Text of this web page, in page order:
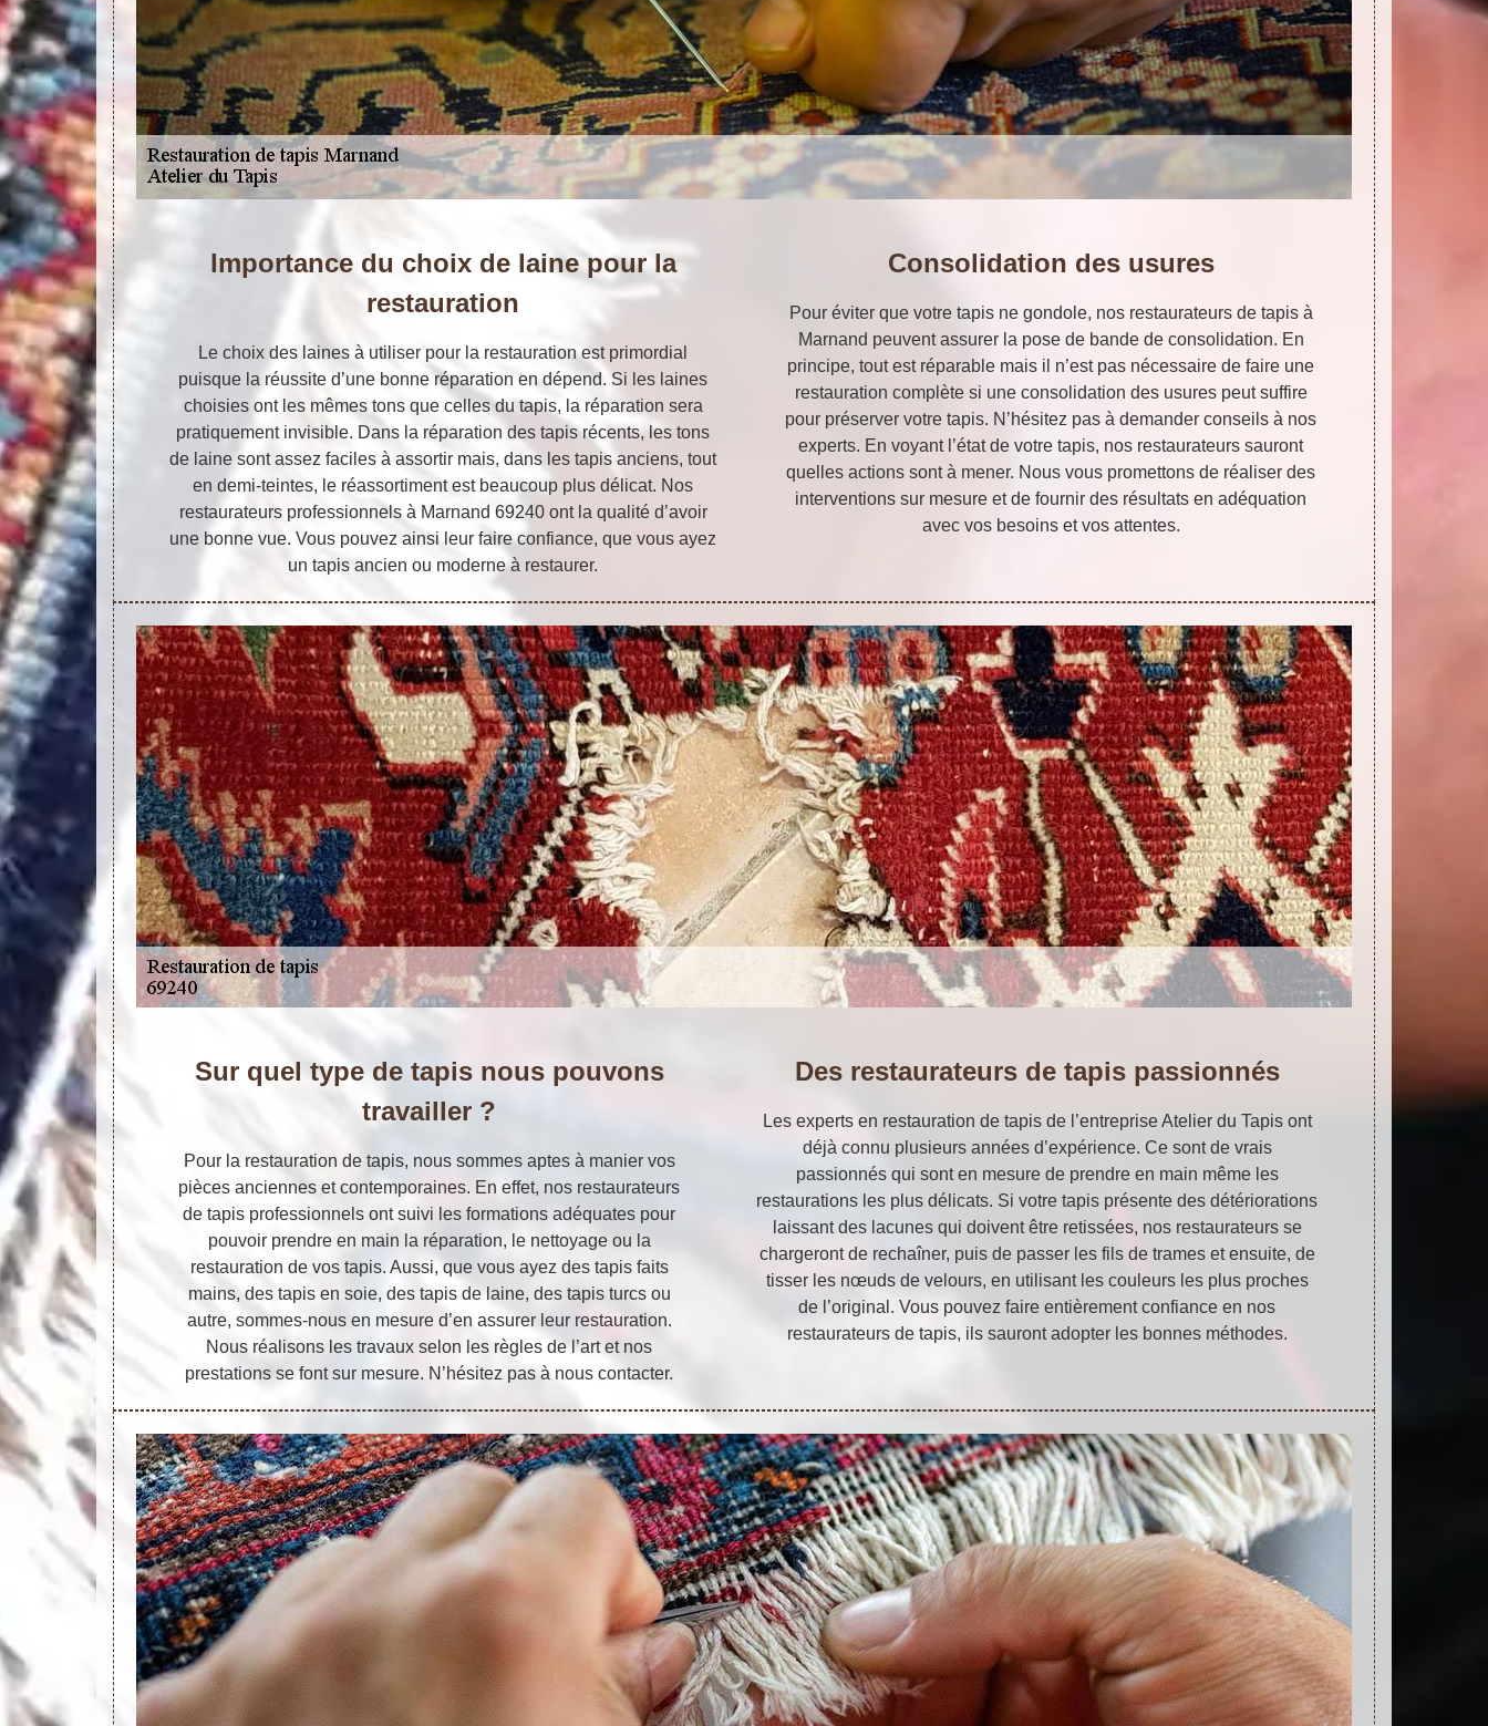
Importance du choix de laine pour la
restauration
Le choix des laines à utiliser pour la restauration est primordial
puisque la réussite d’une bonne réparation en dépend. Si les laines
choisies ont les mêmes tons que celles du tapis, la réparation sera
pratiquement invisible. Dans la réparation des tapis récents, les tons
de laine sont assez faciles à assortir mais, dans les tapis anciens, tout
en demi-teintes, le réassortiment est beaucoup plus délicat. Nos
restaurateurs professionnels à Marnand 69240 ont la qualité d’avoir
une bonne vue. Vous pouvez ainsi leur faire confiance, que vous ayez
un tapis ancien ou moderne à restaurer.
Consolidation des usures
Pour éviter que votre tapis ne gondole, nos restaurateurs de tapis à
Marnand peuvent assurer la pose de bande de consolidation. En
principe, tout est réparable mais il n’est pas nécessaire de faire une
restauration complète si une consolidation des usures peut suffire
pour préserver votre tapis. N’hésitez pas à demander conseils à nos
experts. En voyant l’état de votre tapis, nos restaurateurs sauront
quelles actions sont à mener. Nous vous promettons de réaliser des
interventions sur mesure et de fournir des résultats en adéquation
avec vos besoins et vos attentes.
Sur quel type de tapis nous pouvons
travailler ?
Pour la restauration de tapis, nous sommes aptes à manier vos
pièces anciennes et contemporaines. En effet, nos restaurateurs
de tapis professionnels ont suivi les formations adéquates pour
pouvoir prendre en main la réparation, le nettoyage ou la
restauration de vos tapis. Aussi, que vous ayez des tapis faits
mains, des tapis en soie, des tapis de laine, des tapis turcs ou
autre, sommes-nous en mesure d’en assurer leur restauration.
Nous réalisons les travaux selon les règles de l’art et nos
prestations se font sur mesure. N’hésitez pas à nous contacter.
Des restaurateurs de tapis passionnés
Les experts en restauration de tapis de l’entreprise Atelier du Tapis ont
déjà connu plusieurs années d’expérience. Ce sont de vrais
passionnés qui sont en mesure de prendre en main même les
restaurations les plus délicats. Si votre tapis présente des détériorations
laissant des lacunes qui doivent être retissées, nos restaurateurs se
chargeront de rechaîner, puis de passer les fils de trames et ensuite, de
tisser les nœuds de velours, en utilisant les couleurs les plus proches
de l’original. Vous pouvez faire entièrement confiance en nos
restaurateurs de tapis, ils sauront adopter les bonnes méthodes.